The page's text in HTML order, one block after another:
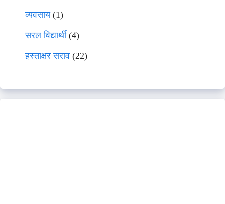
व्यवसाय(1)
सरल विद्यार्थी(4)
हस्ताक्षर सराव (22)